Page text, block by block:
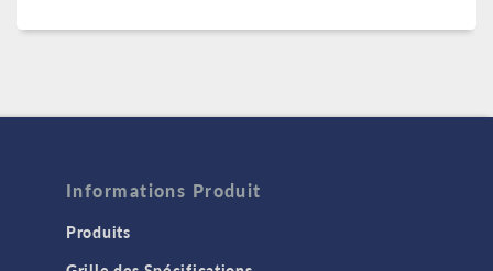
Informations Produit
Produits